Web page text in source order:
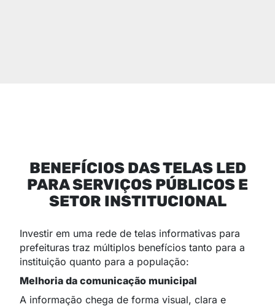
BENEFÍCIOS DAS TELAS LED
PARA SERVIÇOS PÚBLICOS E
SETOR INSTITUCIONAL
Investir em uma rede de telas informativas para
prefeituras traz múltiplos benefícios tanto para a
instituição quanto para a população:
Melhoria da comunicação municipal
A informação chega de forma visual, clara e